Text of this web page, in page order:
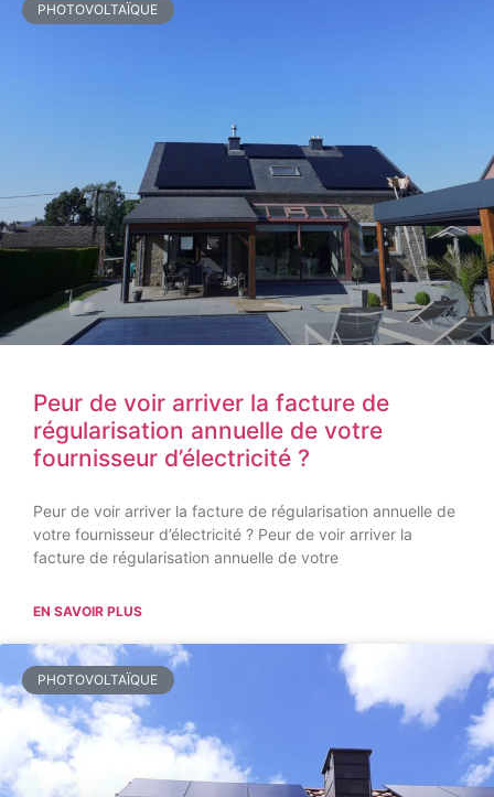
PHOTOVOLTAÏQUE
Peur de voir arriver la facture de
régularisation annuelle de votre
fournisseur d’électricité ?
Peur de voir arriver la facture de régularisation annuelle de
votre fournisseur d’électricité ? Peur de voir arriver la
facture de régularisation annuelle de votre
EN SAVOIR PLUS
PHOTOVOLTAÏQUE